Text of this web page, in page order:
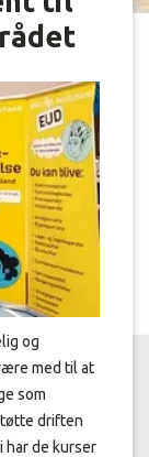
og
med til at
som
driften
har de kurser